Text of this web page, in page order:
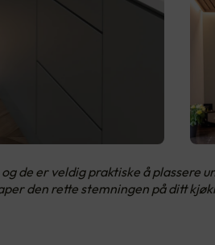
de er veldig praktiske å plassere
den rette stemningen på ditt